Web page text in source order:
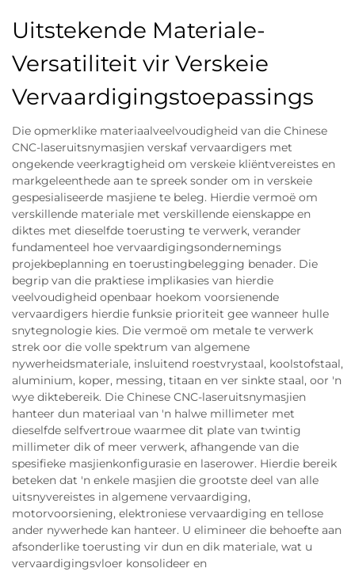
Uitstekende Materiale-
Versatiliteit vir Verskeie
Vervaardigingstoepassings
Die opmerklike materiaalveelvoudigheid van die Chinese
CNC-laseruitsnymasjien verskaf vervaardigers met
ongekende veerkragtigheid om verskeie kliëntvereistes en
markgeleenthede aan te spreek sonder om in verskeie
gespesialiseerde masjiene te beleg. Hierdie vermoë om
verskillende materiale met verskillende eienskappe en
diktes met dieselfde toerusting te verwerk, verander
fundamenteel hoe vervaardigingsondernemings
projekbeplanning en toerustingbelegging benader. Die
begrip van die praktiese implikasies van hierdie
veelvoudigheid openbaar hoekom voorsienende
vervaardigers hierdie funksie prioriteit gee wanneer hulle
snytegnologie kies. Die vermoë om metale te verwerk
strek oor die volle spektrum van algemene
nywerheidsmateriale, insluitend roestvrystaal, koolstofstaal,
aluminium, koper, messing, titaan en ver sinkte staal, oor 'n
wye diktebereik. Die Chinese CNC-laseruitsnymasjien
hanteer dun materiaal van 'n halwe millimeter met
dieselfde selfvertroue waarmee dit plate van twintig
millimeter dik of meer verwerk, afhangende van die
spesifieke masjienkonfigurasie en laserower. Hierdie bereik
beteken dat 'n enkele masjien die grootste deel van alle
uitsnyvereistes in algemene vervaardiging,
motorvoorsiening, elektroniese vervaardiging en tellose
ander nywerhede kan hanteer. U elimineer die behoefte aan
afsonderlike toerusting vir dun en dik materiale, wat u
vervaardigingsvloer konsolideer en